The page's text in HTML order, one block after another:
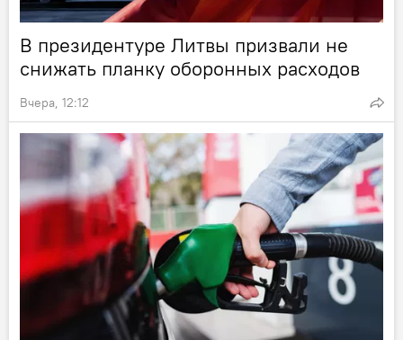
В президентуре Литвы призвали не
снижать планку оборонных расходов
Вчера, 12:12